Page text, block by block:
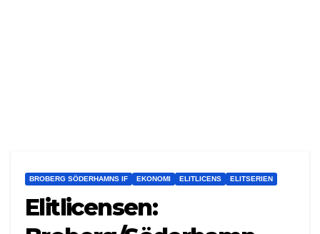
BROBERG SÖDERHAMNS IF EKONOMI ELITLICENS ELITSERIEN
Elitlicensen: